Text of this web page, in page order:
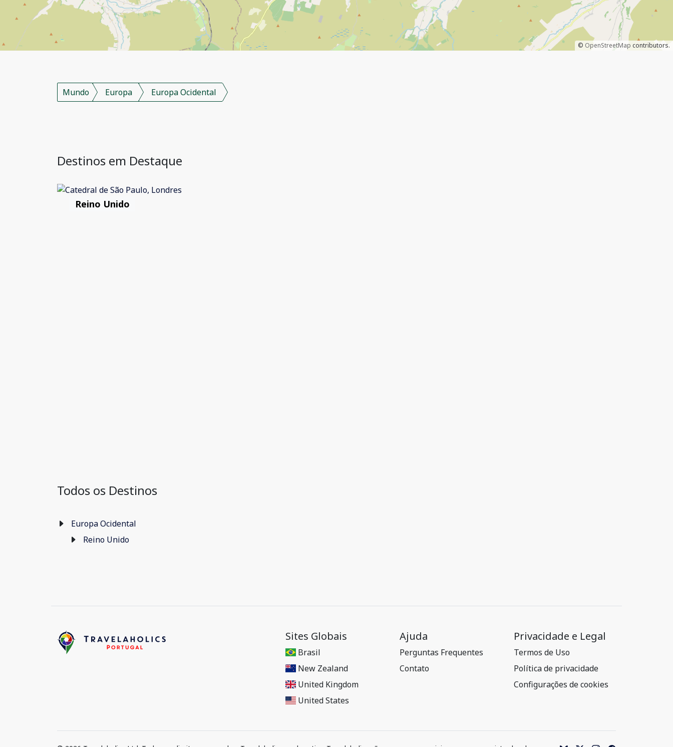
© OpenStreetMap contributors.
Mundo Europa Europa Ocidental
Destinos em Destaque
Reino Unido
Todos os Destinos
Europa Ocidental
Reino Unido
Sites Globais
Brasil
New Zealand
United Kingdom
United States
Ajuda
Perguntas Frequentes
Contato
Privacidade e Legal
Termos de Uso
Política de privacidade
Configurações de cookies